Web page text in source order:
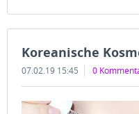
Koreanische
07.02.19 15:45 0